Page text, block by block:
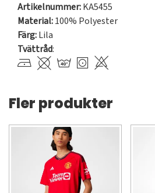
Artikelnummer:KA5455
Material:100% Polyester
Färg:Lila
Tvättråd:
Fler produkter